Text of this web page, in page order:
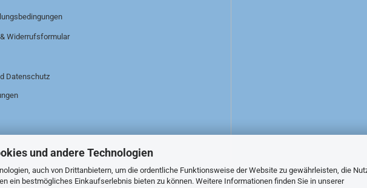
und andere Technologien
auch von Drittanbietern, um die ordentliche Funktionsweise der Website zu gewährleisten, die
ein bestmögliches Einkaufserlebnis bieten zu können. Weitere Informationen finden Sie in unserer
Widerrufsformular
Datenschutz